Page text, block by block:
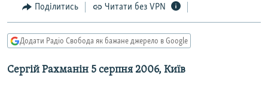
Перейти
пошуку
ПОЛІТИКА
СУСПІЛЬСТВО
КУЛЬТУРА
ВІЙНА
ДОНБАС.РЕАЛІЇ
КРИМ.РЕАЛІЇ
Поділитись Читати без VPN
Додати Радіо Свобода як бажане джерело в Google
Сергій Рахманін 5 серпня 2006, Київ